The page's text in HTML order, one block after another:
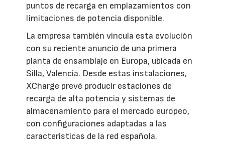
puntos de recarga en emplazamientos con
limitaciones de potencia disponible.
La empresa también vincula esta evolución
con su reciente anuncio de una primera
planta de ensamblaje en Europa, ubicada en
Silla, Valencia. Desde estas instalaciones,
XCharge prevé producir estaciones de
recarga de alta potencia y sistemas de
almacenamiento para el mercado europeo,
con configuraciones adaptadas a las
características de la red española.